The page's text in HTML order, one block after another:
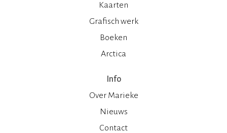
Kaarten
Grafisch werk
Boeken
Arctica
Info
Over Marieke
Nieuws
Contact